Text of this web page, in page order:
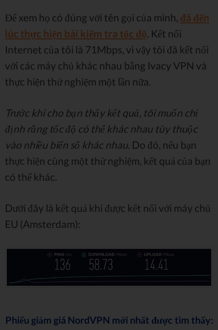
Để xem họ có đúng với tên gọi của mình, đã đến
lúc thực hiện bài kiểm tra tốc độ . Kết nối
Internet của tôi là 71Mbps, vì vậy tôi đã kết nối
với các máy chủ khác nhau bằng Ivacy VPN và
thực hiện thử nghiệm một lần nữa.
Trước khi cho bạn thấy kết quả, tôi muốn chỉ
định rằng tốc độ có thể khác nhau tùy thuộc
vào nhiều biến số khác nhau . Do đó, nếu bạn
thực hiện cùng một thử nghiệm, kết quả của bạn
có thể khác.
Dưới đây là kết quả khi được kết nối với máy chủ
EU (Amsterdam):
Phiếu giảm giá NordVPN mới nhất được tìm thấy: